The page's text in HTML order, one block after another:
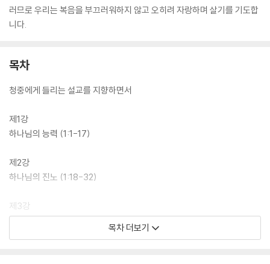
러므로 우리는 복음을 부끄러워하지 않고 오히려 자랑하며 살기를 기도합
니다.
목차
청중에게 들리는 설교를 지향하면서
제1강
하나님의 능력 (1:1-17)
제2강
하나님의 진노 (1:18-32)
제3강
하나님의 심판 (2:1-16)
목차 더보기